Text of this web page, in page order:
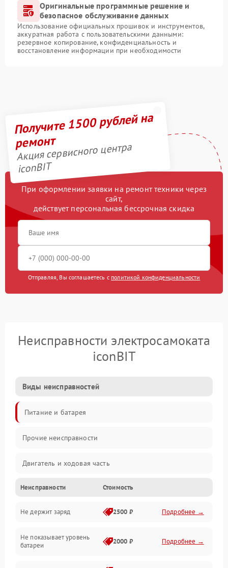
Оригинальные программные решение и
безопасное обслуживание данных
Использование официальных прошивок и инструментов,
аккуратная работа с пользовательскими данными:
резервное копирование, конфиденциальность и
восстановление информации при необходимости
Получите 1500 рублей на
ремонт
Акция сервисного центра
iconBIT
При оформлении заявки на ремонт техники через
сайт,
действует персональная бессрочная скидка
Отправляя, Вы соглашаетесь с политикой конфиденциальности
Неисправности электросамоката
iconBIT
Виды неисправностей
Питание и батарея
Прочие неисправности
Двигатель и ходовая часть
Тормоза и безопасность
Подвеска и колеса
Электроника и управление
Неисправности Стоимость
Не держит заряд 2500 ₽ Подробнее →
Не показывает уровень
батареи
2000 ₽ Подробнее →